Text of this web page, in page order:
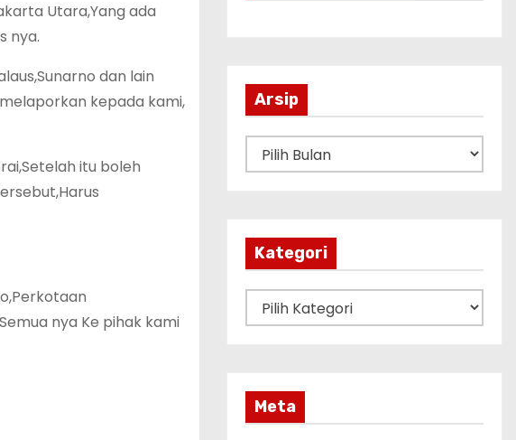
Utara,Yang ada
nya.
dan lain
kepada kami,
itu boleh
nya Ke pihak kami
Arsip
r
Kategori
a
o
Meta